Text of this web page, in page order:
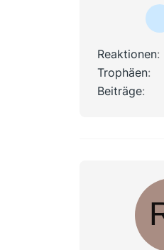
Reaktionen
Trophäen
Beiträge